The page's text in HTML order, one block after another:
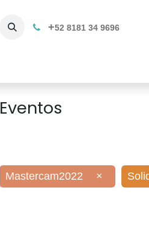
+52 8181 34 9696
Eventos
Mastercam2022 ×